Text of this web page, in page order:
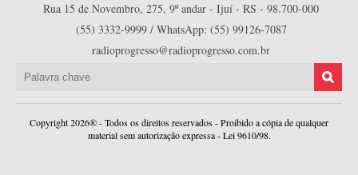
Rua 15 de Novembro, 275, 9º andar - Ijuí - RS - 98.700-000
(55) 3332-9999 / WhatsApp: (55) 99126-7087
radioprogresso@radioprogresso.com.br
Copyright 2026® - Todos os direitos reservados - Proibido a cópia de qualquer
material sem autorização expressa - Lei 9610/98.